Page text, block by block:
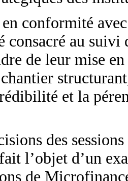
conformité
consacré au
de leur mise
et la
des
l’objet d’un
de